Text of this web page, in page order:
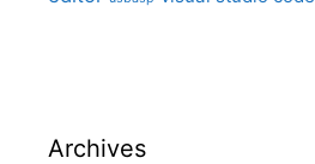
Archives